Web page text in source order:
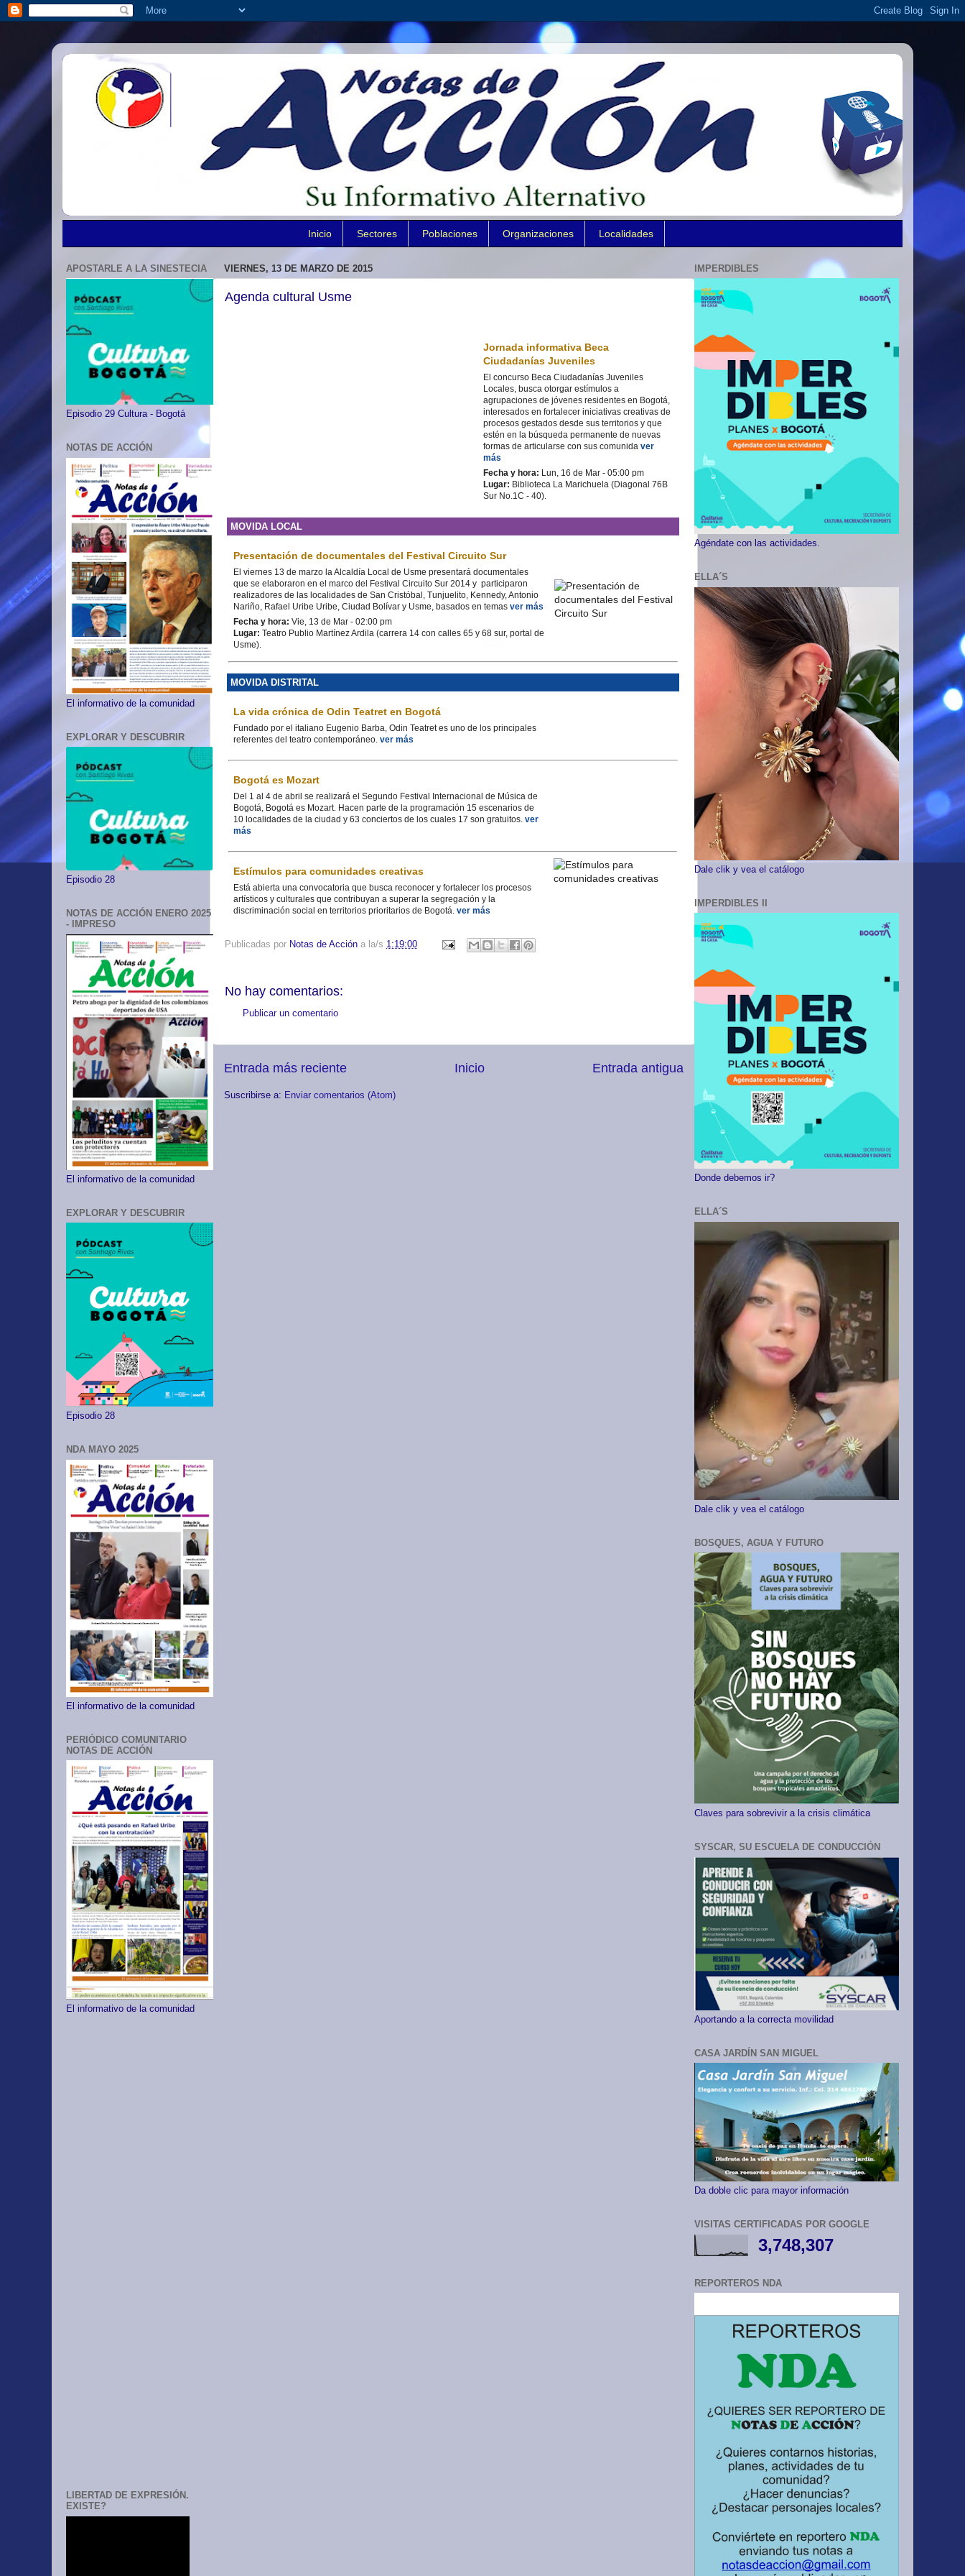
Inicio Sectores Poblaciones Organizaciones Localidades
VIERNES, 13 DE MARZO DE 2015
Agenda cultural Usme
Jornada informativa Beca
Ciudadanías Juveniles
El concurso Beca Ciudadanías Juveniles
Locales, busca otorgar estímulos a
agrupaciones de jóvenes residentes en Bogotá,
interesados en fortalecer iniciativas creativas de
procesos gestados desde sus territorios y que
estén en la búsqueda permanente de nuevas
formas de articularse con sus comunida ver
más
Fecha y hora: Lun, 16 de Mar - 05:00 pm
Lugar: Biblioteca La Marichuela (Diagonal 76B
Sur No.1C - 40).
MOVIDA LOCAL
Presentación de documentales del Festival Circuito Sur
El viernes 13 de marzo la Alcaldía Local de Usme presentará documentales
que se elaboraron en el marco del Festival Circuito Sur 2014 y participaron
realizadores de las localidades de San Cristóbal, Tunjuelito, Kennedy, Antonio
Nariño, Rafael Uribe Uribe, Ciudad Bolívar y Usme, basados en temas ver más
Fecha y hora: Vie, 13 de Mar - 02:00 pm
Lugar: Teatro Publio Martínez Ardila (carrera 14 con calles 65 y 68 sur, portal de
Usme).
MOVIDA DISTRITAL
La vida crónica de Odin Teatret en Bogotá
Fundado por el italiano Eugenio Barba, Odin Teatret es uno de los principales
referentes del teatro contemporáneo. ver más
Bogotá es Mozart
Del 1 al 4 de abril se realizará el Segundo Festival Internacional de Música de
Bogotá, Bogotá es Mozart. Hacen parte de la programación 15 escenarios de
10 localidades de la ciudad y 63 conciertos de los cuales 17 son gratuitos. ver
más
Estímulos para comunidades creativas
Está abierta una convocatoria que busca reconocer y fortalecer los procesos
artísticos y culturales que contribuyan a superar la segregación y la
discriminación social en territorios prioritarios de Bogotá. ver más
Publicadas por Notas de Acción a la/s 1:19:00
No hay comentarios:
Publicar un comentario
Entrada más reciente Entrada antigua
Inicio
Suscribirse a: Enviar comentarios (Atom)
APOSTARLE A LA SINESTECIA
Episodio 29 Cultura - Bogotá
NOTAS DE ACCIÓN
El informativo de la comunidad
EXPLORAR Y DESCUBRIR
Episodio 28
NOTAS DE ACCIÓN ENERO 2025
- IMPRESO
El informativo de la comunidad
EXPLORAR Y DESCUBRIR
Episodio 28
NDA MAYO 2025
El informativo de la comunidad
PERIÓDICO COMUNITARIO
NOTAS DE ACCIÓN
El informativo de la comunidad
LIBERTAD DE EXPRESIÓN.
EXISTE?
IMPERDIBLES
Agéndate con las actividades.
ELLA´S
Dale clik y vea el catálogo
IMPERDIBLES II
Donde debemos ir?
ELLA´S
Dale clik y vea el catálogo
BOSQUES, AGUA Y FUTURO
Claves para sobrevivir a la crisis climática
SYSCAR, SU ESCUELA DE CONDUCCIÓN
Aportando a la correcta movilidad
CASA JARDÍN SAN MIGUEL
Da doble clic para mayor información
VISITAS CERTIFICADAS POR GOOGLE
3,748,307
REPORTEROS NDA